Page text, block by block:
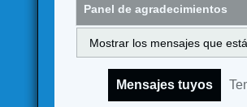
Panel de agradecimientos
Mostrar los mensajes que
Mensajes tuyos